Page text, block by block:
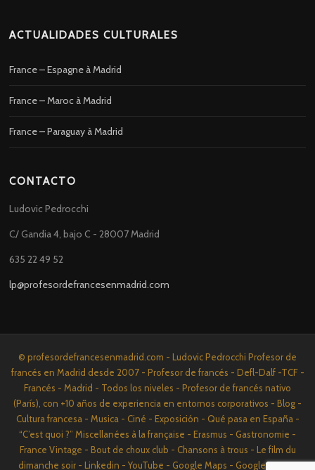
ACTUALIDADES CULTURALES
France – Espagne à Madrid
France – Maroc à Madrid
France – Paraguay à Madrid
CONTACTO
Ludovic Pedrocchi
C/ Gandia 4, bajo C - 28007 Madrid
635 22 49 52
lp@profesordefrancesenmadrid.com
© profesordefrancesenmadrid.com - Ludovic Pedrocchi Profesor de
francés en Madrid desde 2007 - Profesor de francés - Defl-Dalf -TCF -
Francés - Madrid - Todos los niveles - Profesor de francés nativo
(París), con +10 años de experiencia en entornos corporativos - Blog -
Cultura francesa - Musica - Ciné - Exposición - Qué pasa en España -
“C’est quoi ?” Miscellanées à la française - Erasmus - Gastronomie -
France Vintage - Bout de choux club - Chansons à trous - Le film du
dimanche soir - Linkedin - YouTube - Google Maps - Google News -